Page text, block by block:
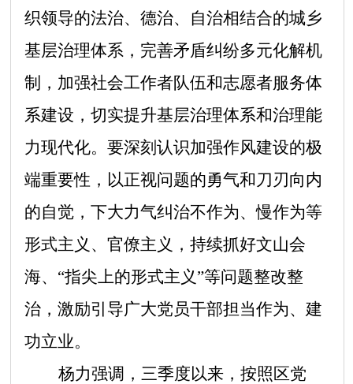
织领导的法治、德治、自治相结合的城乡
基层治理体系，完善矛盾纠纷多元化解机
制，加强社会工作者队伍和志愿者服务体
系建设，切实提升基层治理体系和治理能
力现代化。要深刻认识加强作风建设的极
端重要性，以正视问题的勇气和刀刃向内
的自觉，下大力气纠治不作为、慢作为等
形式主义、官僚主义，持续抓好文山会
海、 “指尖上的形式主义”等问题整改整
治，激励引导广大党员干部担当作为、建
功立业。
杨力强调，三季度以来，按照区党